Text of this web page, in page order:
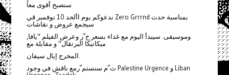
سنصبح أقوى معاً
ندعوكم يوم األحد 10 نوفمبر قي Zero Grrrnd بمناسبة حدث
سيجمع عروض و نقاشات
وموسيقى. سيبدأ اليوم مع غداء بسعر ح ّر وعرض الفيلم "يافا,
ميكانيكا البرتقال" و مقابلة مع
المخرج إيال سيفان.
ث ّم سنستم ّرمع ناقش في وجود Palestine Urgence و Liban